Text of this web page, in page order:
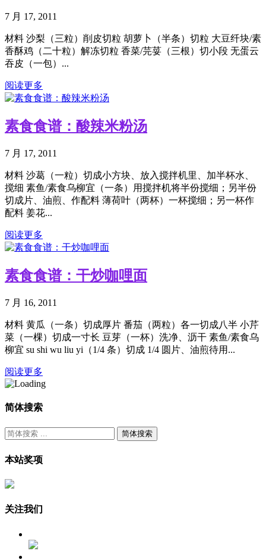
7 月 17, 2011
材料 沙梨（三粒）削皮切粒 胡萝卜（半条）切粒 大豆纤块/素
香酥鸡（二十粒）解冻切粒 香菜/芫荽（三根）切小段 无蛋云
吞皮（一包）...
阅读更多
素食食谱：酸辣米粉汤
7 月 17, 2011
材料 沙葛（一粒）切成小方块、放入搅拌机里、加半杯水、
搅细 素鱼/素食乌柳宜（一条）用搅拌机将半份搅细；另半份
切成片、油煎、作配料 薄荷叶（两杯）一杯搅细；另一杯作
配料 姜花...
阅读更多
素食食谱：干炒咖哩面
7 月 16, 2011
材料 黄瓜（一条）切成厚片 番茄（两粒）各一切成八半 小芹
菜（一棵）切成一寸长 豆芽（一杯）洗净、沥干 素鱼/素食乌
柳宜 su shi wu liu yi（1/4 条）切成 1/4 圆片、油煎待用...
阅读更多
简体搜索
搜
本站奖项
关注我们